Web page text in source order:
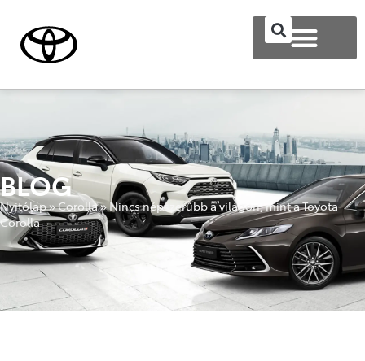
BLOG
Nyitólap»Corolla»Nincs népszerűbb a világon, mint a Toyota
Corolla